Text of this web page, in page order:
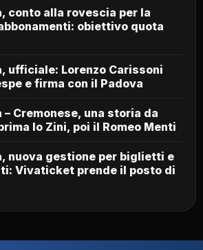
conto alla rovescia per la
obiettivo quota
ufficiale: Lorenzo Carissoni
e firma con il Padova
– Cremonese, una storia da
lo Zini, poi il Romeo Menti
nuova gestione per biglietti e
Vivaticket prende il posto di